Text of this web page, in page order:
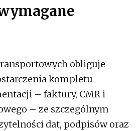
obliguje
kompletu
– faktury, CMR i
– ze szczególnym
dat, podpisów oraz